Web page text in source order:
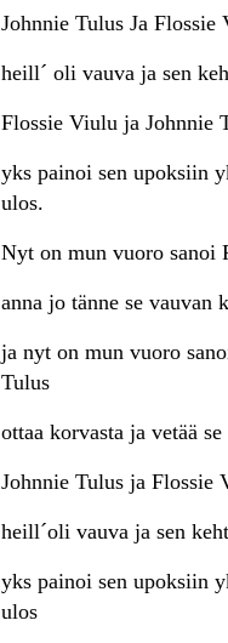
Johnnie Tulus Ja Flossie
heill´ oli vauva ja sen
Flossie Viulu ja Johnnie
yks painoi sen upoksiin
ulos.
Nyt on mun vuoro sanoi
anna jo tänne se vauvan
ja nyt on mun vuoro
Tulus
ottaa korvasta ja vetää se
Johnnie Tulus ja Flossie
heill´oli vauva ja sen
yks painoi sen upoksiin
ulos